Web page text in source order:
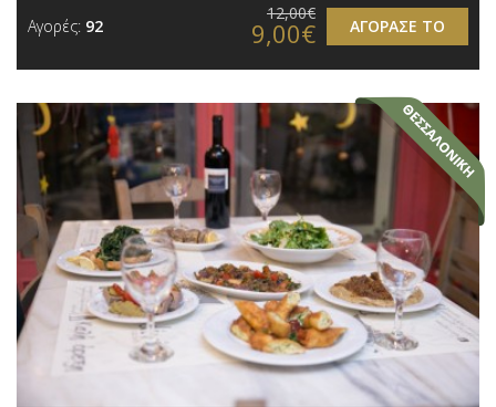
Αγορές: 92 ΑΓΟΡΑΣΕ ΤΟ
12,00€
9,00€